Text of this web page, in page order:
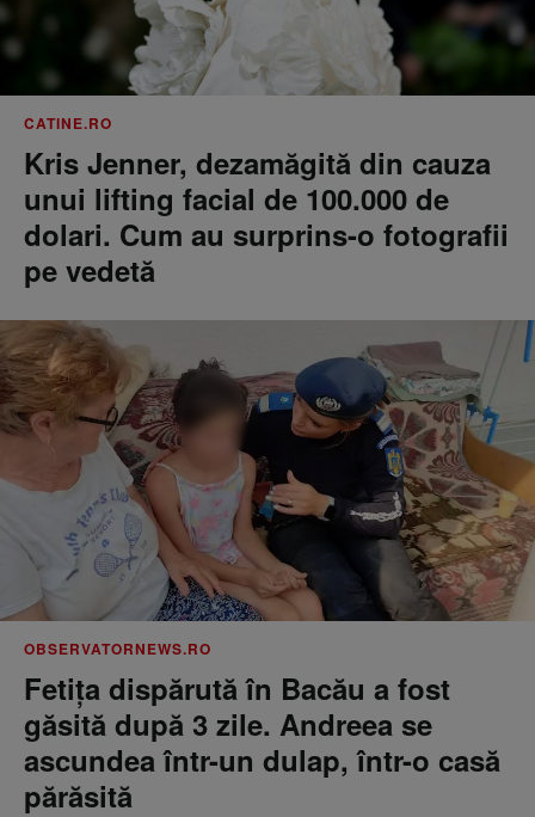
CATINE.RO
Kris Jenner, dezamăgită din cauza
unui lifting facial de 100.000 de
dolari. Cum au surprins-o fotografii
pe vedetă
OBSERVATORNEWS.RO
Fetiţa dispărută în Bacău a fost
găsită după 3 zile. Andreea se
ascundea într-un dulap, într-o casă
părăsită